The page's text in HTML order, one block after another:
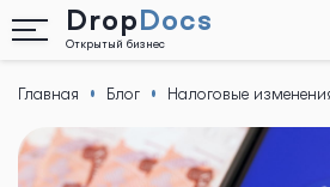
DropDocs
Открытый бизнес
Назад
Главная Блог
Налоговые